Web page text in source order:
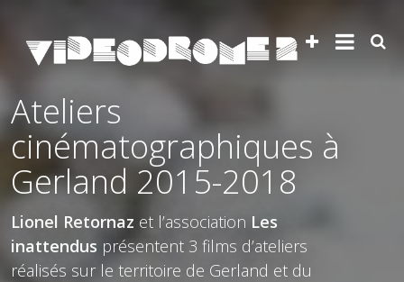
Ateliers
cinématographiques à
Gerland 2015-2018
Lionel Retornaz et l’association Les
inattendus présentent 3 films d’ateliers
réalisés sur le territoire de Gerland et du